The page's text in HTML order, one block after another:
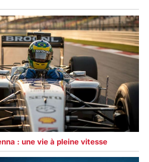
: une vie à pleine vitesse